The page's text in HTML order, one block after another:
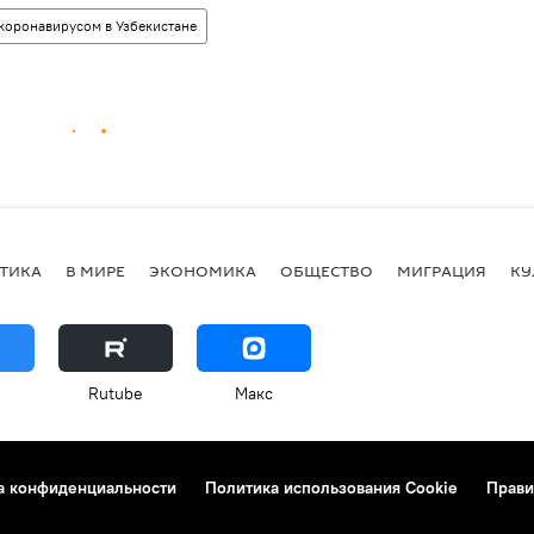
в Узбекистане
В МИРЕ ЭКОНОМИКА ОБЩЕСТВО МИГРАЦИЯ
Rutube Макс
конфиденциальности Политика использования Cookie